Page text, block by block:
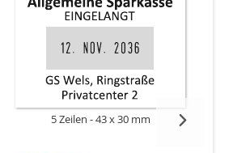
5 Zeilen 43 x 30 mm